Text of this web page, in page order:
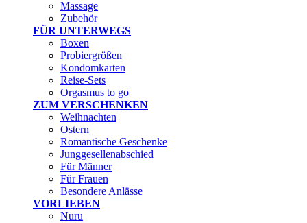
Massage
Zubehör
FÜR UNTERWEGS
Boxen
Probiergrößen
Kondomkarten
Reise-Sets
Orgasmus to go
ZUM VERSCHENKEN
Weihnachten
Ostern
Romantische Geschenke
Junggesellenabschied
Für Männer
Für Frauen
Besondere Anlässe
VORLIEBEN
Nuru